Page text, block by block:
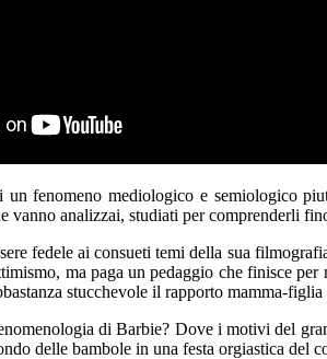
un fenomeno mediologico e semiologico
vanno analizzai, studiati per comprenderli
fedele ai consueti temi della sua
ma paga un pedaggio che finisce
stucchevole il rapporto mamma-
di Barbie? Dove i motivi del
delle bambole in una festa orgiastica del